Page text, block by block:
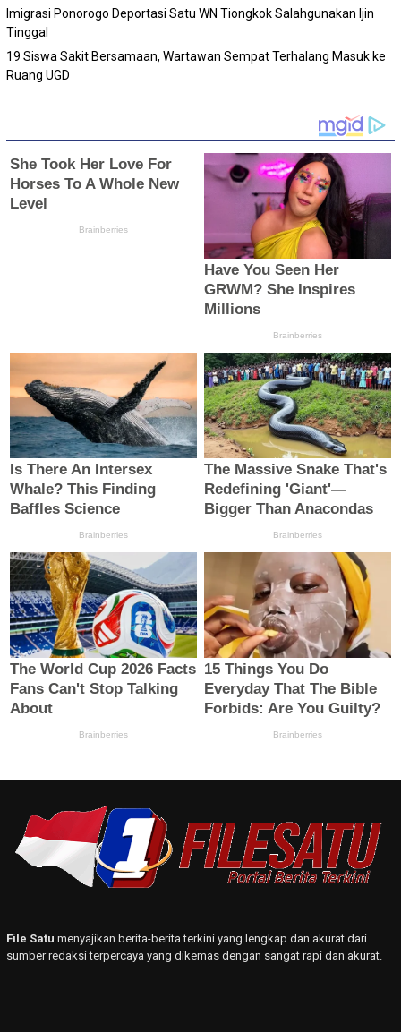
Imigrasi Ponorogo Deportasi Satu WN Tiongkok Salahgunakan Ijin
Tinggal
19 Siswa Sakit Bersamaan, Wartawan Sempat Terhalang Masuk ke
Ruang UGD
File Satu menyajikan berita-berita terkini yang lengkap dan akurat dari
sumber redaksi terpercaya yang dikemas dengan sangat rapi dan akurat.